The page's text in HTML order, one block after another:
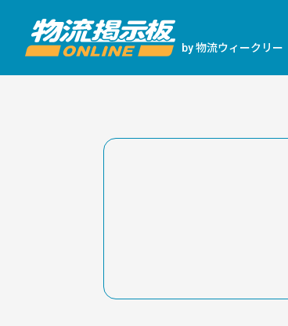
by物流ウィークリー